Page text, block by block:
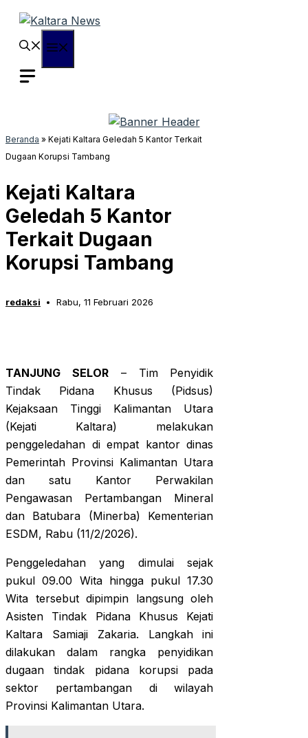
Langsung
Beranda » Kejati Kaltara Geledah 5 Kantor Terkait
Dugaan Korupsi Tambang
Kejati Kaltara
Geledah 5 Kantor
Terkait Dugaan
Korupsi Tambang
redaksi Rabu, 11 Februari 2026
TANJUNG SELOR– Tim Penyidik
Tindak Pidana Khusus (Pidsus)
Kejaksaan Tinggi Kalimantan Utara
(Kejati Kaltara) melakukan
penggeledahan di empat kantor dinas
Pemerintah Provinsi Kalimantan Utara
dan satu Kantor Perwakilan
Pengawasan Pertambangan Mineral
dan Batubara (Minerba) Kementerian
ESDM, Rabu (11/2/2026).
Penggeledahan yang dimulai sejak
pukul 09.00 Wita hingga pukul 17.30
Wita tersebut dipimpin langsung oleh
Asisten Tindak Pidana Khusus Kejati
Kaltara Samiaji Zakaria. Langkah ini
dilakukan dalam rangka penyidikan
dugaan tindak pidana korupsi pada
sektor pertambangan di wilayah
Provinsi Kalimantan Utara.